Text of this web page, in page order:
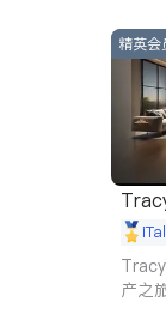
精英会
产之